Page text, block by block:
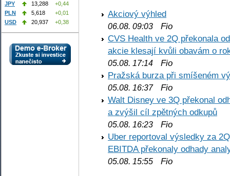
Akciový výhled
06.08. 09:03 Fio
CVS Health ve 2Q překonala
akcie klesají kvůli obavám o
05.08. 17:14 Fio
Pražská burza při smíšeném
05.08. 16:37Fio
Walt Disney ve 3Q překonal
a zvýšil cíl zpětných odkupů
05.08. 16:23 Fio
Uber reportoval výsledky za
EBITDA překonaly odhady
05.08. 15:55 Fio
JPY
13,288
+0,44
PLN
5,618
+0,01
USD
20,937 +0,38